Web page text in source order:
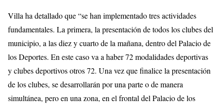
Villa ha detallado que “se han implementado tres actividades
fundamentales. La primera, la presentación de todos los clubes del
municipio, a las diez y cuarto de la mañana, dentro del Palacio de
los Deportes. En este caso va a haber 72 modalidades deportivas
y clubes deportivos otros 72. Una vez que finalice la presentación
de los clubes, se desarrollarán por una parte o de manera
simultánea, pero en una zona, en el frontal del Palacio de los